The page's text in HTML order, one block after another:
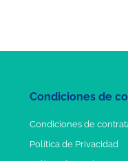
Condiciones de
Condiciones de
Política de Privacidad